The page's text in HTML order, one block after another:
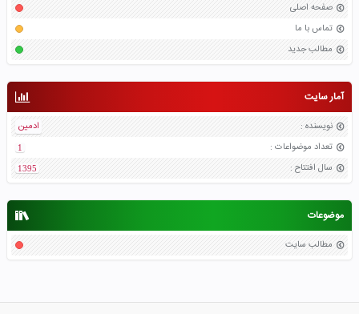
صفحه اصلی
تماس با ما
مطالب جدید
آمار سایت
نویسنده :
ادمین
تعداد موضواعات :
1
سال افتتاح :
1395
موضوعات
مطالب سایت